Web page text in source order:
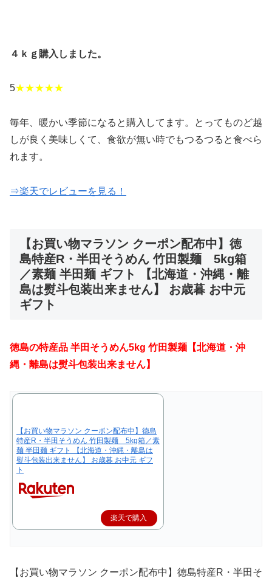
４ｋｇ購入しました。
5★★★★★
毎年、暖かい季節になると購入してます。とってものど越
しが良く美味しくて、食欲が無い時でもつるつると食べら
れます。
⇒楽天でレビューを見る！
【お買い物マラソン クーポン配布中】徳
島特産R・半田そうめん 竹田製麺 5kg箱
／素麺 半田麺 ギフト 【北海道・沖縄・離
島は熨斗包装出来ません】 お歳暮 お中元
ギフト
徳島の特産品 半田そうめん5kg 竹田製麺【北海道・沖
縄・離島は熨斗包装出来ません】
【お買い物マラソン クーポン配布中】徳島
特産R・半田そうめん 竹田製麺 5kg箱／素
麺 半田麺 ギフト 【北海道・沖縄・離島は
熨斗包装出来ません】 お歳暮 お中元 ギフ
ト
楽天で購入
【お買い物マラソン クーポン配布中】徳島特産R・半田そ